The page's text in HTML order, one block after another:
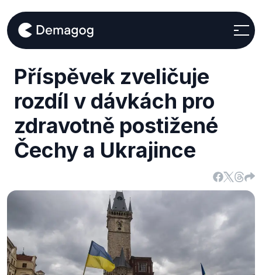
Příspěvek zveličuje
rozdíl v dávkách pro
zdravotně postižené
Čechy a Ukrajince